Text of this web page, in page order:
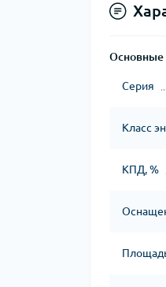
Основные
Серия
Класс
КПД, %